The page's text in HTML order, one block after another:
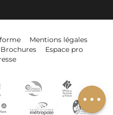
Ajouter à mon
séjour
Mentions légales
Brochures
Espace pro